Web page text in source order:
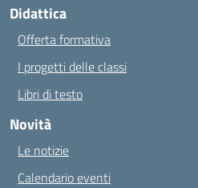
Didattica
Offerta formativa
I progetti delle classi
Libri di testo
Novità
Le notizie
Calendario eventi